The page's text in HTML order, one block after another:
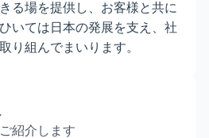
る場を提供し、お客様と共に
いては日本の発展を支え、社
り組んでまいります。
紹介します